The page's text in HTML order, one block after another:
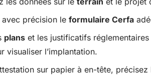
précision le formulaire Cerfa
plans et les justificatifs réglementaires
visualiser l’implantation.
sur papier à en-tête,